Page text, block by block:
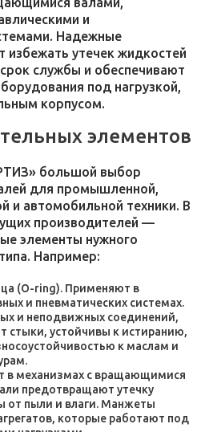
и
Надежные
избежать утечек жидкостей
службы и обеспечивают
под нагрузкой,
корпусом.
элементов
большой выбор
для промышленной,
и автомобильной техники. В
производителей —
элементы нужного
Например:
(O-ring). Применяют в
и пневматических системах.
и неподвижных соединений,
стыки, устойчивы к истиранию,
к маслам и
в механизмах с вращающимися
предотвращают утечку
от пыли и влаги. Манжеты
которые работают под